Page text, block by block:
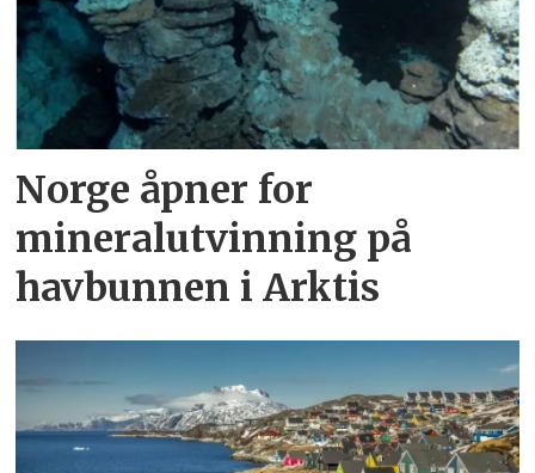
Norge åpner for
mineralutvinning på
havbunnen i Arktis